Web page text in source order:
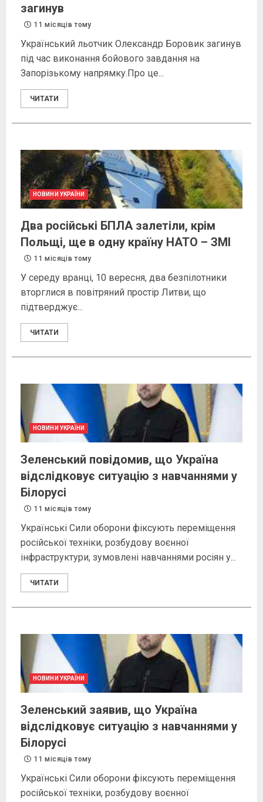
загинув
11 місяців тому
Український льотчик Олександр Боровик загинув
під час виконання бойового завдання на
Запорізькому напрямку.Про це...
ЧИТАТИ
НОВИНИ УКРАЇНИ
Два російські БПЛА залетіли, крім
Польщі, ще в одну країну НАТО – ЗМІ
11 місяців тому
У середу вранці, 10 вересня, два безпілотники
вторглися в повітряний простір Литви, що
підтверджує...
ЧИТАТИ
НОВИНИ УКРАЇНИ
Зеленський повідомив, що Україна
відслідковує ситуацію з навчаннями у
Білорусі
11 місяців тому
Українські Сили оборони фіксують переміщення
російської техніки, розбудову воєнної
інфраструктури, зумовлені навчаннями росіян у...
ЧИТАТИ
НОВИНИ УКРАЇНИ
Зеленський заявив, що Україна
відслідковує ситуацію з навчаннями у
Білорусі
11 місяців тому
Українські Сили оборони фіксують переміщення
російської техніки, розбудову воєнної